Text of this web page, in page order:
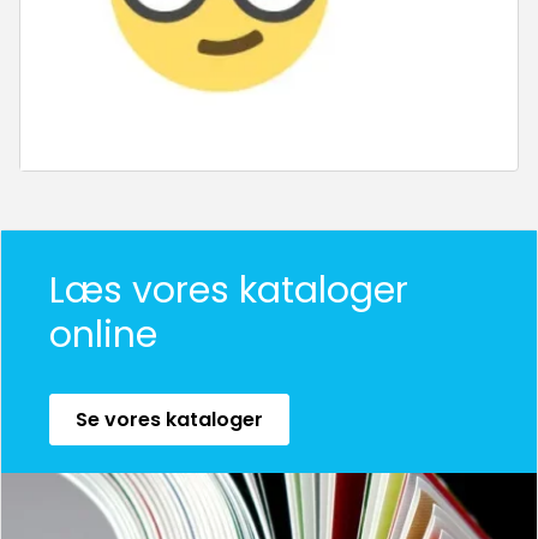
Læs vores kataloger
online
Se vores kataloger